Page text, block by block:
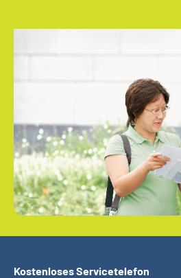
Kostenloses Servicetelefon